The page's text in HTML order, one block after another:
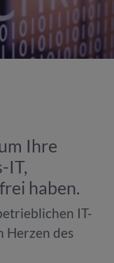
Ihre
IT,
haben.
IT-
Herzen des